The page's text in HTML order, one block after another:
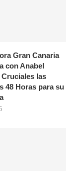
Gran Canaria
con Anabel
las
48 Horas para su